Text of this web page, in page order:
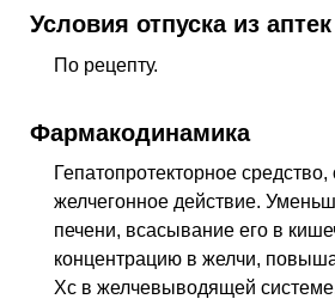
Условия отпуска из аптек
По рецепту.
Фармакодинамика
Гепатопротекторное средство,
желчегонное действие.
печени, всасывание его в
концентрацию в желчи,
Хс в желчевыводящей